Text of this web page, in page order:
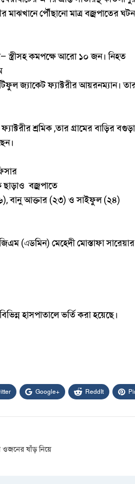
মাঝখানেপৌঁছানোমাত্রবজ্রপাতের
–স্ত্রীসহকমপক্ষেআরো ১০ জন। নিহত
জ্যাকেটফ্যাক্টরীরআয়রনম্যান।
ফ্যাক্টরীরশ্রমিক,তারগ্রামেরবাড়িরবগুড়া
ছাড়াও বজ্রপাতে
),বানুআক্তার (২৩) ও সাইফুল(২৪)
(এডমিন) মেহেদীমোস্তাফাসারেয়ার
বিভিন্নহাসপাতালেভর্তিকরাহয়েছে।
Google+ ReddIt
ওজনের ষাঁড় নিয়ে